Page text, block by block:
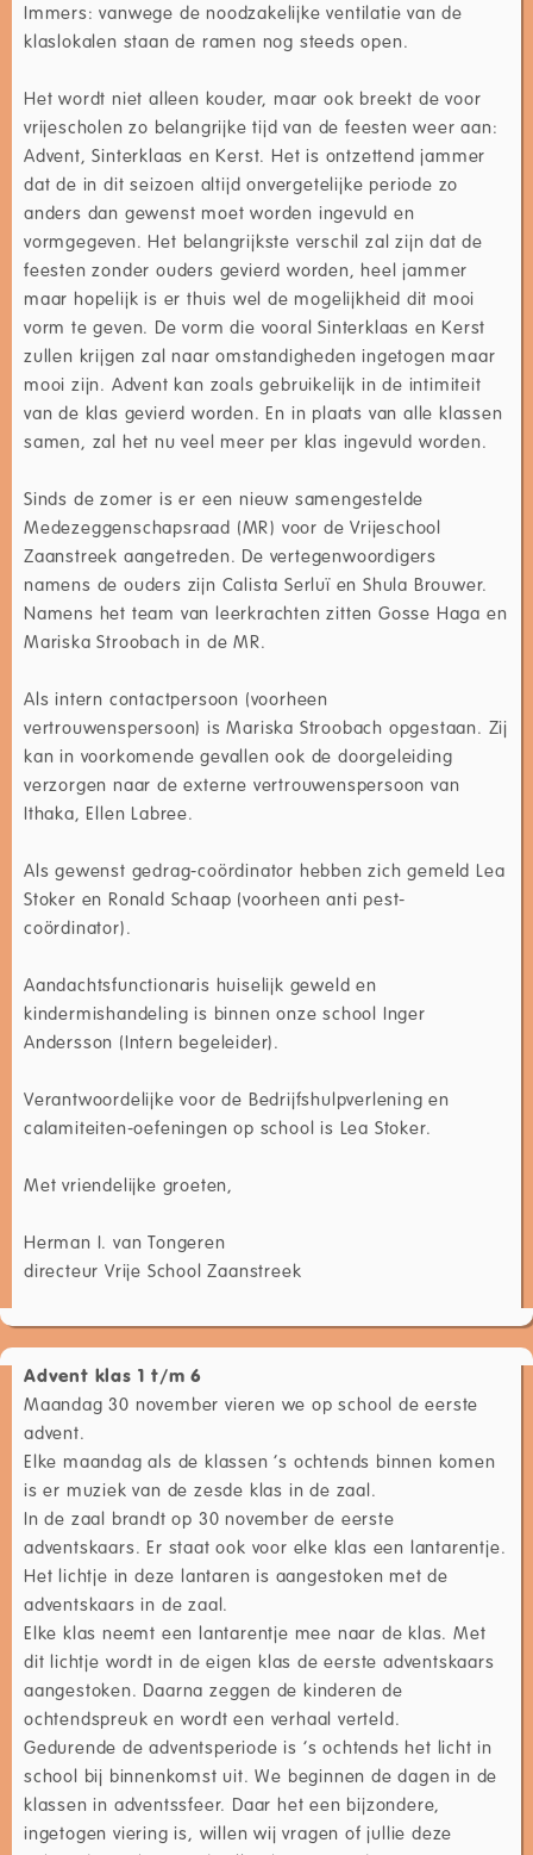
Immers: vanwege de noodzakelijke ventilatie van de
klaslokalen staan de ramen nog steeds open.
Het wordt niet alleen kouder, maar ook breekt de voor
vrijescholen zo belangrijke tijd van de feesten weer aan:
Advent, Sinterklaas en Kerst. Het is ontzettend jammer
dat de in dit seizoen altijd onvergetelijke periode zo
anders dan gewenst moet worden ingevuld en
vormgegeven. Het belangrijkste verschil zal zijn dat de
feesten zonder ouders gevierd worden, heel jammer
maar hopelijk is er thuis wel de mogelijkheid dit mooi
vorm te geven. De vorm die vooral Sinterklaas en Kerst
zullen krijgen zal naar omstandigheden ingetogen maar
mooi zijn. Advent kan zoals gebruikelijk in de intimiteit
van de klas gevierd worden. En in plaats van alle klassen
samen, zal het nu veel meer per klas ingevuld worden.
Sinds de zomer is er een nieuw samengestelde
Medezeggenschapsraad (MR) voor de Vrijeschool
Zaanstreek aangetreden. De vertegenwoordigers
namens de ouders zijn Calista Serluï en Shula Brouwer.
Namens het team van leerkrachten zitten Gosse Haga en
Mariska Stroobach in de MR.
Als intern contactpersoon (voorheen
vertrouwenspersoon) is Mariska Stroobach opgestaan. Zij
kan in voorkomende gevallen ook de doorgeleiding
verzorgen naar de externe vertrouwenspersoon van
Ithaka, Ellen Labree.
Als gewenst gedrag-coördinator hebben zich gemeld Lea
Stoker en Ronald Schaap (voorheen anti pest-
coördinator).
Aandachtsfunctionaris huiselijk geweld en
kindermishandeling is binnen onze school Inger
Andersson (Intern begeleider).
Verantwoordelijke voor de Bedrijfshulpverlening en
calamiteiten-oefeningen op school is Lea Stoker.
Met vriendelijke groeten,
Herman I. van Tongeren
directeur Vrije School Zaanstreek
Advent klas 1 t/m 6
Maandag 30 november vieren we op school de eerste
advent.
Elke maandag als de klassen ’s ochtends binnen komen
is er muziek van de zesde klas in de zaal.
In de zaal brandt op 30 november de eerste
adventskaars. Er staat ook voor elke klas een lantarentje.
Het lichtje in deze lantaren is aangestoken met de
adventskaars in de zaal.
Elke klas neemt een lantarentje mee naar de klas. Met
dit lichtje wordt in de eigen klas de eerste adventskaars
aangestoken. Daarna zeggen de kinderen de
ochtendspreuk en wordt een verhaal verteld.
Gedurende de adventsperiode is ’s ochtends het licht in
school bij binnenkomst uit. We beginnen de dagen in de
klassen in adventssfeer. Daar het een bijzondere,
ingetogen viering is, willen wij vragen of jullie deze